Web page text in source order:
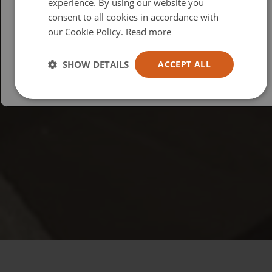
USA
Español
consent to all cookies in accordance with
our Cookie Policy. Read more
ACCEPT ALL
SHOW DETAILS